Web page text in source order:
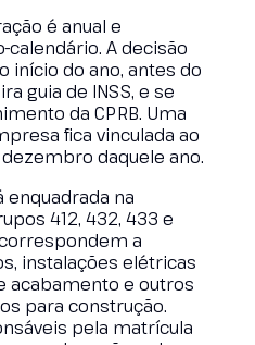
é anual e
A decisão
início do ano, antes do
guia de INSS, e se
da CPRB. Uma
fica vinculada ao
daquele ano.
enquadrada na
412, 432, 433 e
correspondem a
instalações elétricas
acabamento e outros
para construção.
pela matrícula